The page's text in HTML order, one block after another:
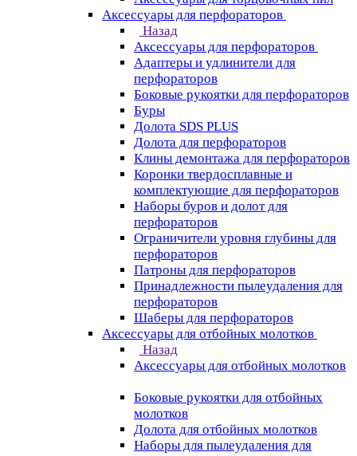
Аксессуары для перфораторов
Назад
Аксессуары для перфораторов
Адаптеры и удлинители для
перфораторов
Боковые рукоятки для перфораторов
Буры
Долота SDS PLUS
Долота для перфораторов
Клины демонтажа для перфораторов
Коронки твердосплавные и
комплектующие для перфораторов
Наборы буров и долот для
перфораторов
Ограничители уровня глубины для
перфораторов
Патроны для перфораторов
Принадлежности пылеудаления для
перфораторов
Шаберы для перфораторов
Аксессуары для отбойных молотков
Назад
Аксессуары для отбойных молотков
Боковые рукоятки для отбойных
молотков
Долота для отбойных молотков
Наборы для пылеудаления для